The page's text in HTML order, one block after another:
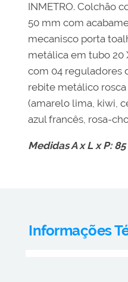
INMETRO. Colchão
50 mm com
mecanisco porta
metálica em tubo 20
com 04 reguladores
rebite metálico
(amarelo lima, kiwi,
azul francês, rosa-
Medidas A x L x P:
Informações